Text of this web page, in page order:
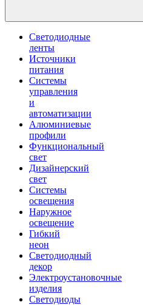
Светодиодные
ленты
Источники
питания
Системы
управления
и
автоматизации
Алюминиевые
профили
Функциональный
свет
Дизайнерский
свет
Системы
освещения
Наружное
освещение
Гибкий
неон
Светодиодный
декор
Электроустановочные
изделия
Светодиоды